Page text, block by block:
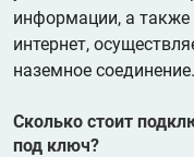
информации, а также
интернет,
наземное соединение.
Сколько стоит
под ключ?